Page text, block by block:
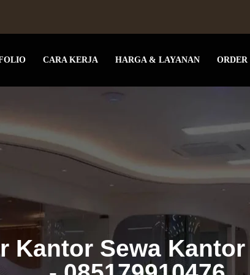
CARA KERJA HARGA & LAYANAN ORDER
Kantor Sewa